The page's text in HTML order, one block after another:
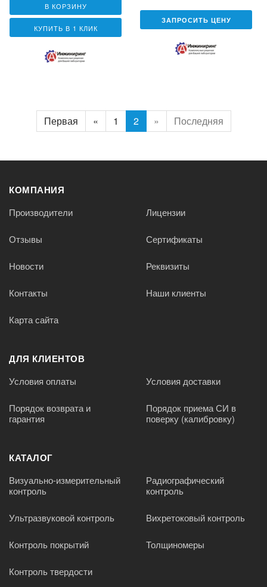
В КОРЗИНУ
КУПИТЬ В 1 КЛИК
ЗАПРОСИТЬ ЦЕНУ
Первая « 1 2 » Последняя
КОМПАНИЯ
Производители Лицензии
Отзывы Сертификаты
Новости Реквизиты
Контакты Наши клиенты
Карта сайта
ДЛЯ КЛИЕНТОВ
Условия оплаты Условия доставки
Порядок возврата и
гарантия
Порядок приема СИ в
поверку (калибровку)
КАТАЛОГ
Визуально-измерительный
контроль
Радиографический
контроль
Ультразвуковой контроль Вихретоковый контроль
Контроль покрытий Толщиномеры
Контроль твердости